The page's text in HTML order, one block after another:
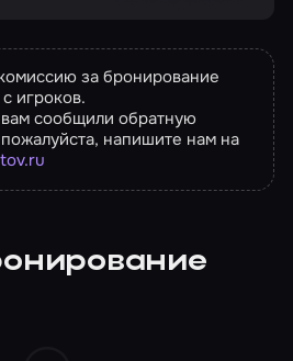
за бронирование
игроков.
вам сообщили обратную
напишите нам на